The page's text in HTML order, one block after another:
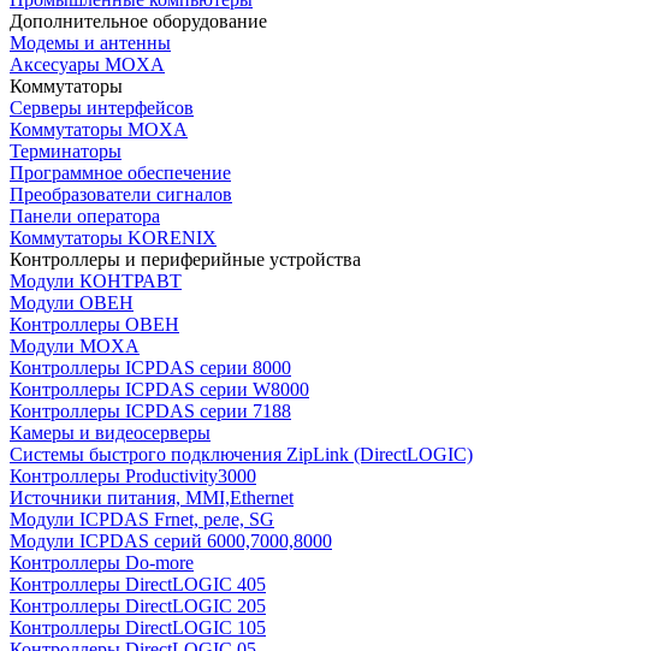
Дополнительное оборудование
Модемы и антенны
Аксесуары MOXA
Коммутаторы
Серверы интерфейсов
Коммутаторы MOXA
Терминаторы
Программное обеспечение
Преобразователи сигналов
Панели оператора
Коммутаторы KORENIX
Контроллеры и периферийные устройства
Модули КОНТРАВТ
Модули ОВЕН
Контроллеры ОВЕН
Модули MOXA
Контроллеры ICPDAS серии 8000
Контроллеры ICPDAS серии W8000
Контроллеры ICPDAS серии 7188
Камеры и видеосерверы
Системы быстрого подключения ZipLink (DirectLOGIC)
Контроллеры Productivity3000
Источники питания, MMI,Ethernet
Модули ICPDAS Frnet, реле, SG
Модули ICPDAS серий 6000,7000,8000
Контроллеры Do-more
Контроллеры DirectLOGIC 405
Контроллеры DirectLOGIC 205
Контроллеры DirectLOGIC 105